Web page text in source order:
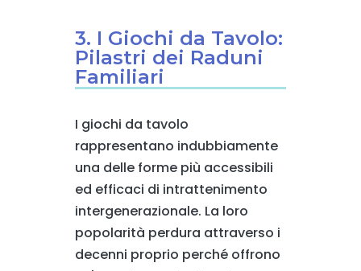
3. I Giochi da Tavolo:
Pilastri dei Raduni
Familiari
I giochi da tavolo
rappresentano indubbiamente
una delle forme più accessibili
ed efficaci di intrattenimento
intergenerazionale. La loro
popolarità perdura attraverso i
decenni proprio perché offrono